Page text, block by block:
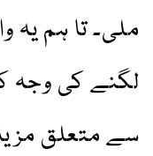
ملی۔ تا ہم
لگنے کی وجہ
سے متعلق